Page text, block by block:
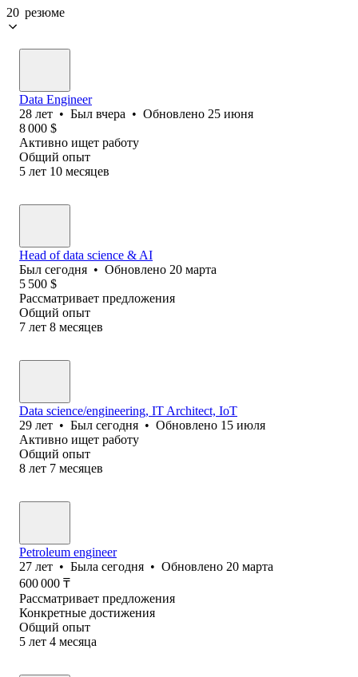
20 резюме
Data Engineer
28 лет • Был вчера • Обновлено 25 июня
8 000 $
Активно ищет работу
Общий опыт
5 лет 10 месяцев
Head of data science & AI
Был сегодня • Обновлено 20 марта
5 500 $
Рассматривает предложения
Общий опыт
7 лет 8 месяцев
Data science/engineering, IT Architect, IoT
29 лет • Был сегодня • Обновлено 15 июля
Активно ищет работу
Общий опыт
8 лет 7 месяцев
Petroleum engineer
27 лет • Была сегодня • Обновлено 20 марта
600 000 ₸
Рассматривает предложения
Конкретные достижения
Общий опыт
5 лет 4 месяца